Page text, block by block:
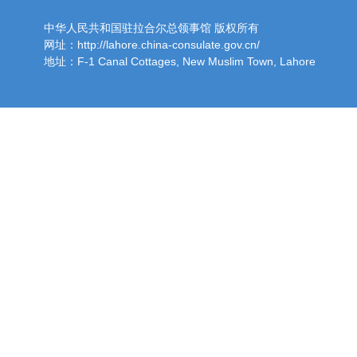
中华人民共和国驻拉合尔总领事馆 版权所有
网址：http://lahore.china-consulate.gov.cn/
地址：F-1 Canal Cottages, New Muslim Town, Lahore